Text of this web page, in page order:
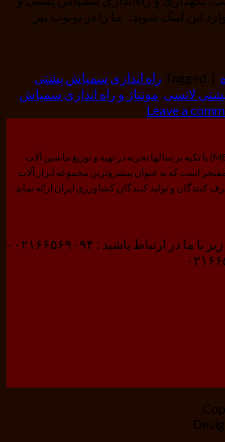
این لینک شوید. ما را در یوتوب نیز
|
Tagged راه اندازی سمپاش پشتی
لانسی مونتاژ و راه اندازی سمپاش
Leave a
شرکت بازرگانی ماشین برزگر (MBT) با تکیه بر سالها تجربه در تهیه و توزیع ماشین آلات
است که به عنوان پیشروترین مجموعه ابزار آلات
و تولید کنندگان کشاورزی ایران ارائه نماید.
از طریق شماره تلفن های زیر با ما در ارتباط باشید : ۰۲۱۶۶۵۶۹۰۹۴ -